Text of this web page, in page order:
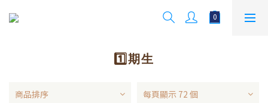
1️⃣期生
商品排序 每頁顯示 72 個